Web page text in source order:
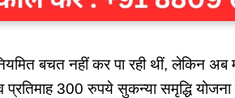
बचत नहीं कर पा रही थीं, लेकिन अब
प्रतिमाह 300 रुपये सुकन्या समृद्धि